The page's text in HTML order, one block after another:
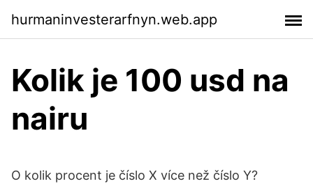
hurmaninvesterarfnyn.web.app
Kolik je 100 usd na
nairu
O kolik procent je číslo X více než číslo Y?